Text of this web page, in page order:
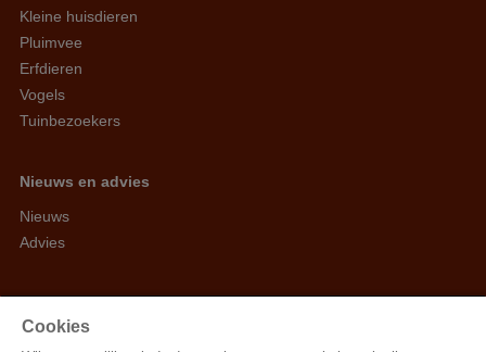
Kleine huisdieren
Pluimvee
Erfdieren
Vogels
Tuinbezoekers
Nieuws en advies
Nieuws
Advies
Aarschotsesteenweg 84, 3012 Wilsele
Cookies